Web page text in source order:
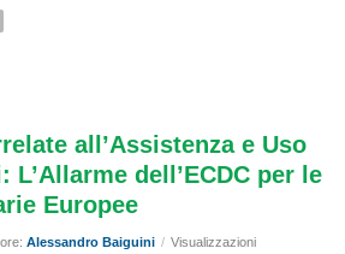
all’Assistenza e Uso
dell’ECDC per le
Europee
Alessandro Baiguini / Visualizzazioni